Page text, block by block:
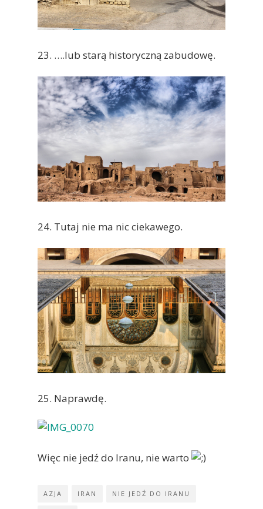
23. ….lub starą historyczną zabudowę.
24. Tutaj nie ma nic ciekawego.
25. Naprawdę.
Więc nie jedź do Iranu, nie warto
AZJA IRAN NIE JEDŹ DO IRANU